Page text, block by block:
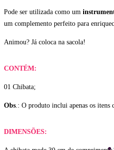
Pode ser utilizada como um
um complemento perfeito para
Animou? Já coloca na sacola!
CONTÉM:
01 Chibata;
Obs.: O produto inclui apenas os itens
DIMENSÕES: